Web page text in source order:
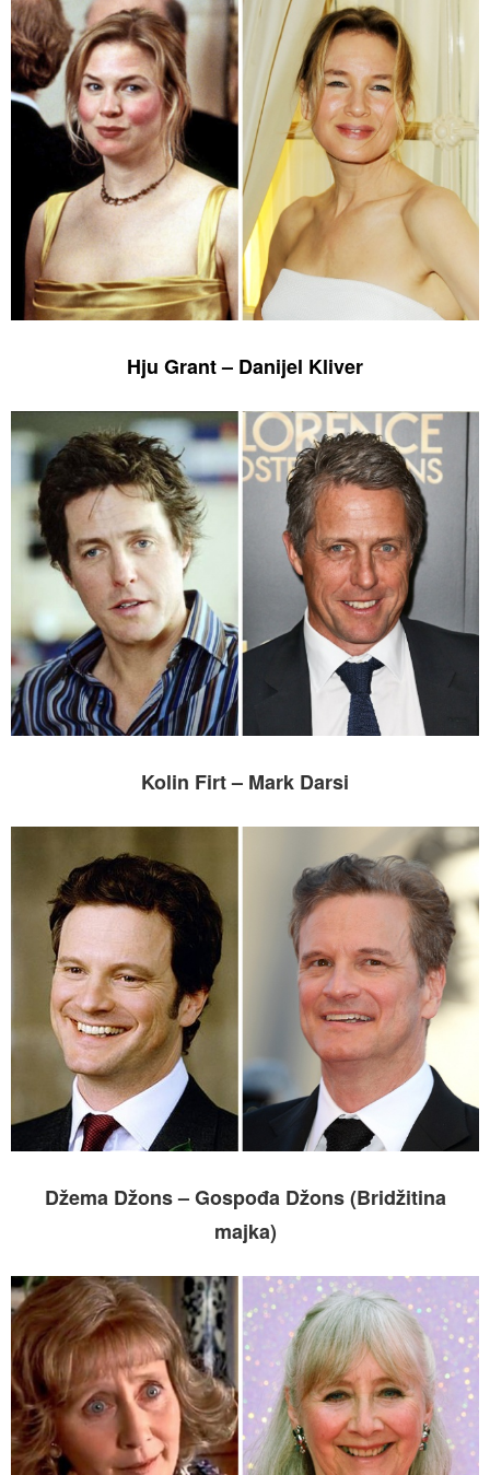
Hju Grant – Danijel Kliver
Kolin Firt – Mark Darsi
Džema Džons – Gospođa Džons (Bridžitina
majka)